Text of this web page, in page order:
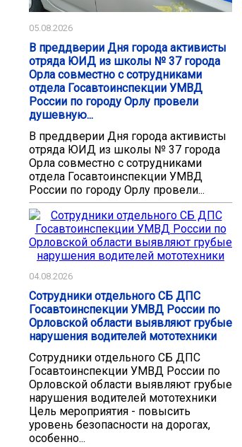
05.08.2026
В преддверии Дня города активисты
отряда ЮИД из школы № 37 города
Орла совместно с сотрудниками
отдела Госавтоинспекции УМВД
России по городу Орлу провели
душевную...
В преддверии Дня города активисты
отряда ЮИД из школы № 37 города
Орла совместно с сотрудниками
отдела Госавтоинспекции УМВД
России по городу Орлу провели...
04.08.2026
Сотрудники отдельного СБ ДПС
Госавтоинспекции УМВД России по
Орловской области выявляют грубые
нарушения водителей мототехники
Сотрудники отдельного СБ ДПС
Госавтоинспекции УМВД России по
Орловской области выявляют грубые
нарушения водителей мототехники
Цель мероприятия - повысить
уровень безопасности на дорогах,
особенно...